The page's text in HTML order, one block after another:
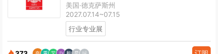
美国·德克萨斯州
2027.07.14~07.15
行业专业展